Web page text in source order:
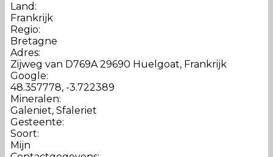
Land:
Frankrijk
Regio:
Bretagne
Adres:
Zijweg van D769A 29690 Huelgoat, Frankrijk
Google:
48.357778, -3.722389
Mineralen:
Galeniet, Sfaleriet
Gesteente:
Soort:
Mijn